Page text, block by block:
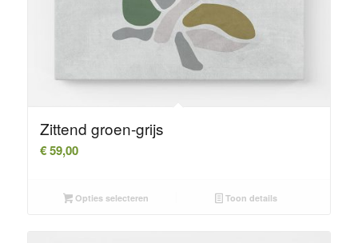
Zittend groen-grijs
€59,00
Opties selecteren Toon details